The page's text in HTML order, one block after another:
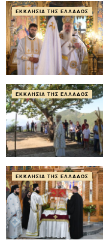
ΕΚΚΛΗΣΊΑ ΤΗΣ ΕΛΛΆΔΟΣ
ΕΚΚΛΗΣΊΑ ΤΗΣ ΕΛΛΆΔΟΣ
ΕΚΚΛΗΣΊΑ ΤΗΣ ΕΛΛΆΔΟΣ